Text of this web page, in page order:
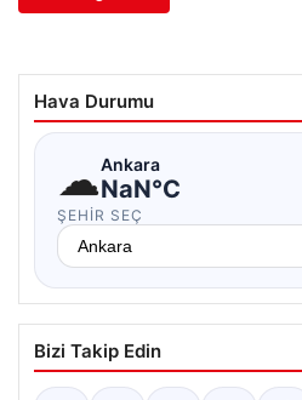
Hava Durumu
☁Ankara
NaN°C
ŞEHIR SEÇ
Bizi Takip Edin